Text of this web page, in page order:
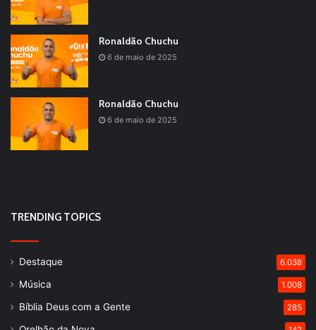
Ronaldão Chuchu
6 de maio de 2025
Ronaldão Chuchu
6 de maio de 2025
TRENDING TOPICS
Destaque 6.038
Música 1.008
Bíblia Deus com a Gente 285